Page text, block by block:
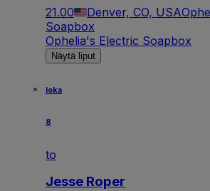
21.00 Denver, CO, USA
Soapbox
Ophelia's Electric Soapbox
Näytä liput
loka
8
to
Jesse Roper